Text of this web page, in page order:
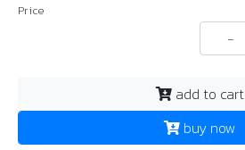
Price
-
add to cart
buy now